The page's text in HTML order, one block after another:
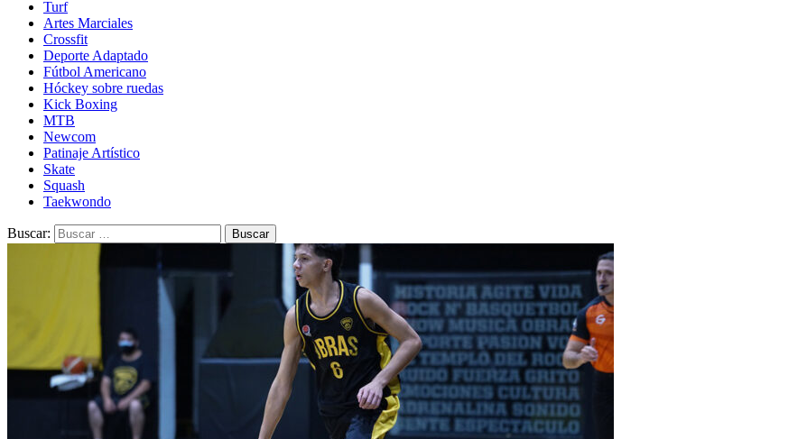
Turf
Artes Marciales
Crossfit
Deporte Adaptado
Fútbol Americano
Hóckey sobre ruedas
Kick Boxing
MTB
Newcom
Patinaje Artístico
Skate
Squash
Taekwondo
Buscar: